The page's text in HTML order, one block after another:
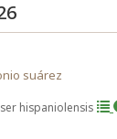
suárez
hispaniolensis